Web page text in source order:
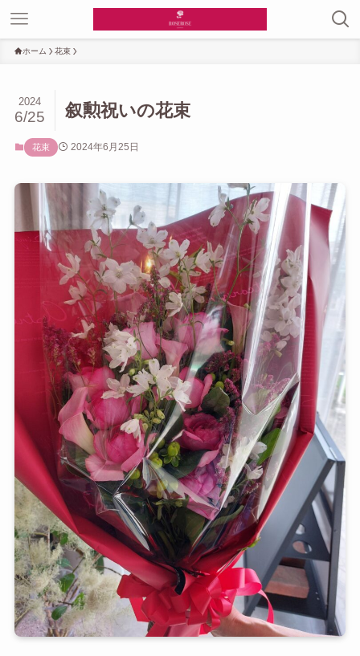
ホーム 花束
叙勲祝いの花束
2024
6/25
花束 2024年6月25日